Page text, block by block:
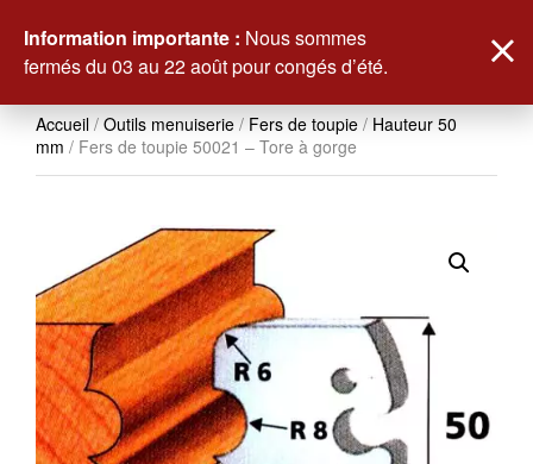
Accueil / Outils menuiserie / Fers de toupie / Hauteur 50
mm / Fers de toupie 50021 – Tore à gorge
Information importante : Nous sommes
fermés du 03 au 22 août pour congés d’été.